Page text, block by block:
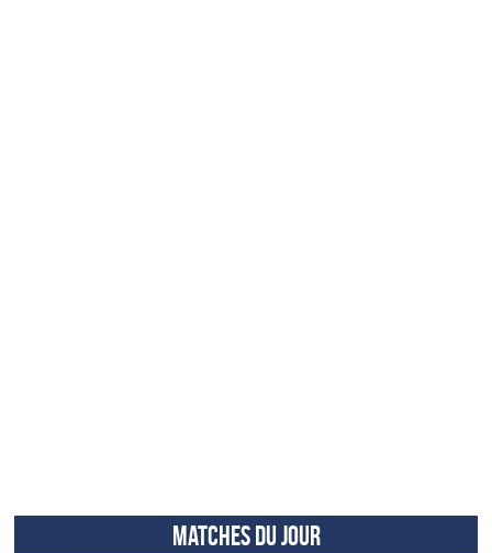
MATCHES DU JOUR